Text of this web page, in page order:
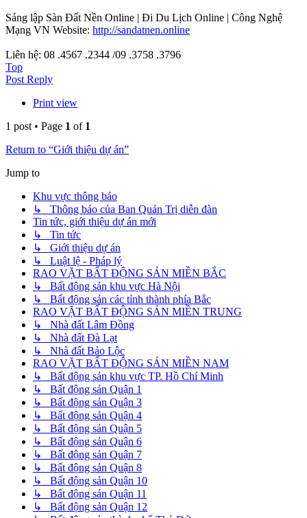
Sáng lập Sàn Đất Nền Online | Đi Du Lịch Online | Công Nghệ
Mạng VN Website: http://sandatnen.online
Liên hệ: 08 .4567 .2344 /09 .3758 .3796
Top
Post Reply
Print view
1 post • Page 1 of 1
Return to “Giới thiệu dự án”
Jump to
Khu vực thông báo
↳ Thông báo của Ban Quản Trị diễn đàn
Tin tức, giới thiệu dự án mới
↳ Tin tức
↳ Giới thiệu dự án
↳ Luật lệ - Pháp lý
RAO VẶT BẤT ĐỘNG SẢN MIỀN BẮC
↳ Bất động sản khu vực Hà Nội
↳ Bất động sản các tỉnh thành phía Bắc
RAO VẶT BẤT ĐỘNG SẢN MIỀN TRUNG
↳ Nhà đất Lâm Đồng
↳ Nhà đất Đà Lạt
↳ Nhà đất Bảo Lộc
RAO VẶT BẤT ĐỘNG SẢN MIỀN NAM
↳ Bất động sản khu vực TP. Hồ Chí Minh
↳ Bất động sản Quận 1
↳ Bất động sản Quận 3
↳ Bất động sản Quận 4
↳ Bất động sản Quận 5
↳ Bất động sản Quận 6
↳ Bất động sản Quận 7
↳ Bất động sản Quận 8
↳ Bất động sản Quận 10
↳ Bất động sản Quận 11
↳ Bất động sản Quận 12